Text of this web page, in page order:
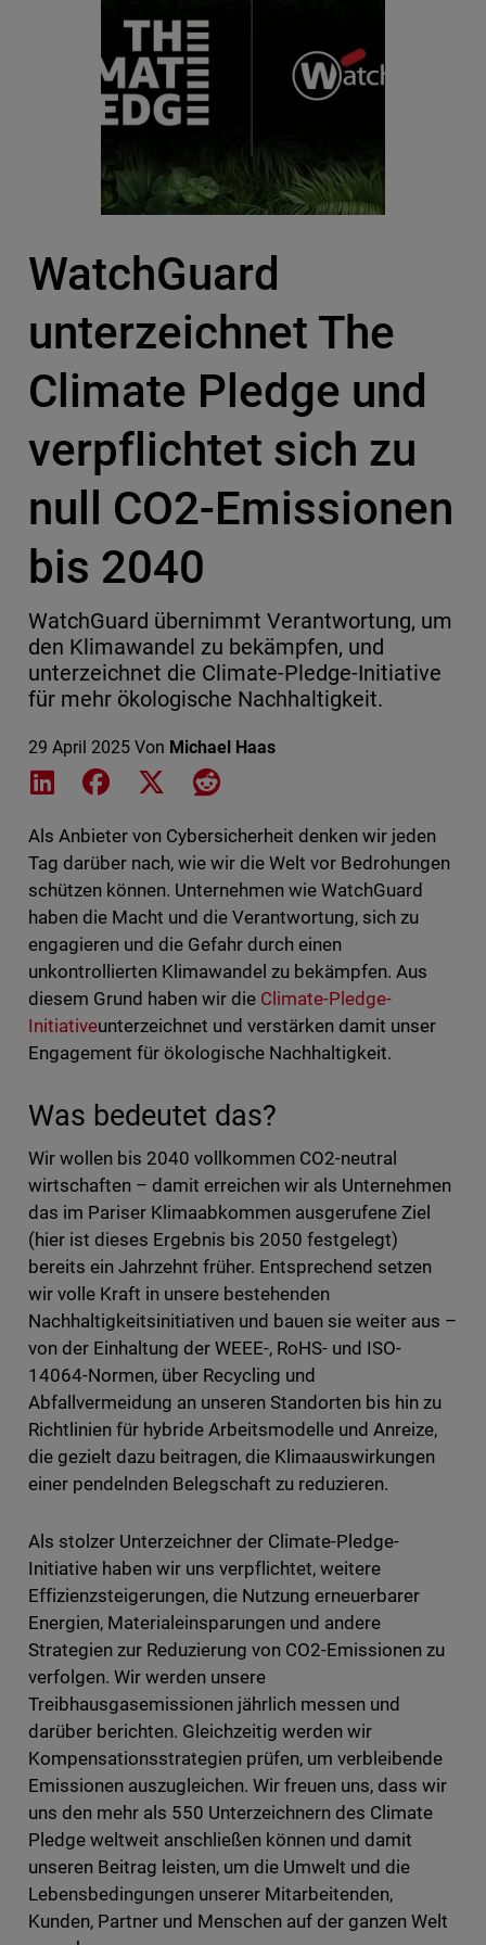
WatchGuard
unterzeichnet The
Climate Pledge und
verpflichtet sich zu
null CO2-Emissionen
bis 2040
WatchGuard übernimmt Verantwortung, um
den Klimawandel zu bekämpfen, und
unterzeichnet die Climate-Pledge-Initiative
für mehr ökologische Nachhaltigkeit.
29 April 2025 Von Michael Haas
Share on LinkedIn
Share on Facebook
Share on XShare on Reddit
Als Anbieter von Cybersicherheit denken wir jeden
Tag darüber nach, wie wir die Welt vor Bedrohungen
schützen können. Unternehmen wie WatchGuard
haben die Macht und die Verantwortung, sich zu
engagieren und die Gefahr durch einen
unkontrollierten Klimawandel zu bekämpfen. Aus
diesem Grund haben wir die Climate-Pledge-
Initiativeunterzeichnet und verstärken damit unser
Engagement für ökologische Nachhaltigkeit.
Was bedeutet das?
Wir wollen bis 2040 vollkommen CO2-neutral
wirtschaften – damit erreichen wir als Unternehmen
das im Pariser Klimaabkommen ausgerufene Ziel
(hier ist dieses Ergebnis bis 2050 festgelegt)
bereits ein Jahrzehnt früher. Entsprechend setzen
wir volle Kraft in unsere bestehenden
Nachhaltigkeitsinitiativen und bauen sie weiter aus –
von der Einhaltung der WEEE-, RoHS- und ISO-
14064-Normen, über Recycling und
Abfallvermeidung an unseren Standorten bis hin zu
Richtlinien für hybride Arbeitsmodelle und Anreize,
die gezielt dazu beitragen, die Klimaauswirkungen
einer pendelnden Belegschaft zu reduzieren.
Als stolzer Unterzeichner der Climate-Pledge-
Initiative haben wir uns verpflichtet, weitere
Effizienzsteigerungen, die Nutzung erneuerbarer
Energien, Materialeinsparungen und andere
Strategien zur Reduzierung von CO2-Emissionen zu
verfolgen. Wir werden unsere
Treibhausgasemissionen jährlich messen und
darüber berichten. Gleichzeitig werden wir
Kompensationsstrategien prüfen, um verbleibende
Emissionen auszugleichen. Wir freuen uns, dass wir
uns den mehr als 550 Unterzeichnern des Climate
Pledge weltweit anschließen können und damit
unseren Beitrag leisten, um die Umwelt und die
Lebensbedingungen unserer Mitarbeitenden,
Kunden, Partner und Menschen auf der ganzen Welt